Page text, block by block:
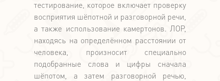
тестирование, которое включает проверку
восприятия шёпотной и разговорной речи,
а также использование камертонов. ЛОР,
находясь на определённом расстоянии от
человека, произносит специально
подобранные слова и цифры сначала
шёпотом, а затем разговорной речью,